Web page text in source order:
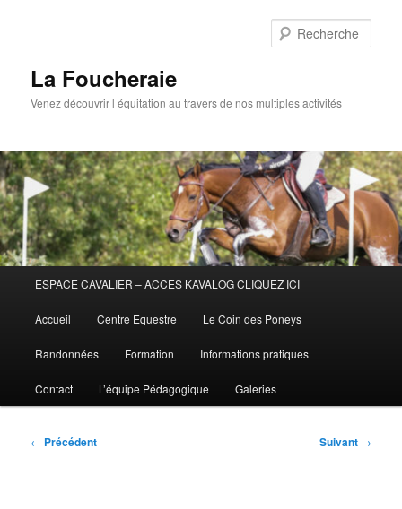
La Foucheraie
Venez découvrir l équitation au travers de nos multiples activités
principal
ESPACE CAVALIER – ACCES KAVALOG CLIQUEZ ICI
Accueil Centre Equestre Le Coin des Poneys
Randonnées Formation Informations pratiques
Contact L’équipe Pédagogique Galeries
Navigation
← Précédent Suivant →